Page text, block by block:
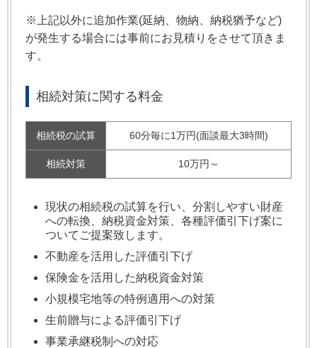
※上記以外に追加作業(延納、物納、納税猶予など)
が発生する場合には事前にお見積りをさせて頂きま
す。
相続対策に関する料金
相続税の試算 60分毎に1万円(面談最大3時間)
相続対策 10万円～
現状の相続税の試算を行い、分割しやすい財産
への転換、納税資金対策、各種評価引下げ案に
ついてご提案致します。
不動産を活用した評価引下げ
保険金を活用した納税資金対策
小規模宅地等の特例適用への対策
生前贈与による評価引下げ
事業承継税制への対応